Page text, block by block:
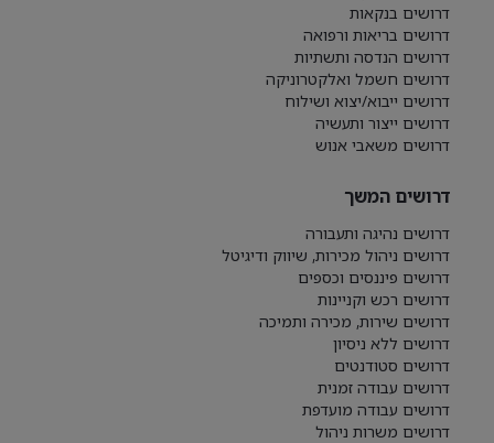
דרושים בנקאות
דרושים בריאות ורפואה
דרושים הנדסה ותשתיות
דרושים חשמל ואלקטרוניקה
דרושים ייבוא/יצוא ושילוח
דרושים ייצור ותעשיה
דרושים משאבי אנוש
דרושים המשך
דרושים נהיגה ותעבורה
דרושים ניהול מכירות, שיווק ודיגיטל
דרושים פיננסים וכספים
דרושים רכש וקניינות
דרושים שירות, מכירה ותמיכה
דרושים ללא ניסיון
דרושים סטודנטים
דרושים עבודה זמנית
דרושים עבודה מועדפת
דרושים משרות ניהול